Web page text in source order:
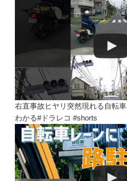
右直事故ヒヤリ突然現れる自転車
わかる#ドラレコ #shorts